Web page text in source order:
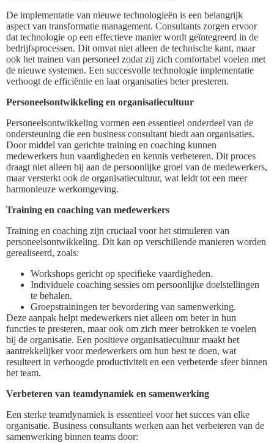
De implementatie van nieuwe technologieën is een belangrijk
aspect van transformatie management. Consultants zorgen ervoor
dat technologie op een effectieve manier wordt geïntegreerd in de
bedrijfsprocessen. Dit omvat niet alleen de technische kant, maar
ook het trainen van personeel zodat zij zich comfortabel voelen met
de nieuwe systemen. Een succesvolle technologie implementatie
verhoogt de efficiëntie en laat organisaties beter presteren.
Personeelsontwikkeling en organisatiecultuur
Personeelsontwikkeling vormen een essentieel onderdeel van de
ondersteuning die een business consultant biedt aan organisaties.
Door middel van gerichte training en coaching kunnen
medewerkers hun vaardigheden en kennis verbeteren. Dit proces
draagt niet alleen bij aan de persoonlijke groei van de medewerkers,
maar versterkt ook de organisatiecultuur, wat leidt tot een meer
harmonieuze werkomgeving.
Training en coaching van medewerkers
Training en coaching zijn cruciaal voor het stimuleren van
personeelsontwikkeling. Dit kan op verschillende manieren worden
gerealiseerd, zoals:
Workshops gericht op specifieke vaardigheden.
Individuele coaching sessies om persoonlijke doelstellingen
te behalen.
Groepstrainingen ter bevordering van samenwerking.
Deze aanpak helpt medewerkers niet alleen om beter in hun
functies te presteren, maar ook om zich meer betrokken te voelen
bij de organisatie. Een positieve organisatiecultuur maakt het
aantrekkelijker voor medewerkers om hun best te doen, wat
resulteert in verhoogde productiviteit en een verbeterde sfeer binnen
het team.
Verbeteren van teamdynamiek en samenwerking
Een sterke teamdynamiek is essentieel voor het succes van elke
organisatie. Business consultants werken aan het verbeteren van de
samenwerking binnen teams door: